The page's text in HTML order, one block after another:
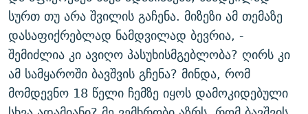
სურთ თუ არა შვილის გაჩენა. მიზეზი ამ თემაზე
დასაფიქრებლად ნამდვილად ბევრია, -
შემიძლია კი ავიღო პასუხისმგებლობა? ღირს კი
ამ სამყაროში ბავშვის გჩენა? მინდა, რომ
მომდევნო 18 წელი ჩემზე იყოს დამოკიდებული